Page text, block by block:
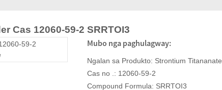
Cas 12060-59-2 SRRTOI3
Mubo nga paghulagway:
Ngalan sa Produkto: Strontium Titananate
Cas no .: 12060-59-2
Compound Formula: SRRTOI3